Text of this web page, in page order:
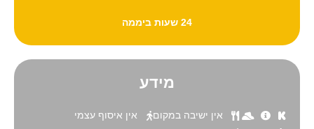
24 שעות ביממה
מידע
אין ישיבה במקום
אין איסוף עצמי